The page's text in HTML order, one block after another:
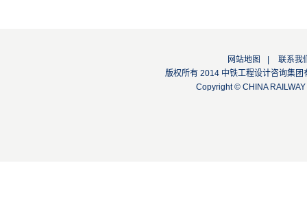
网站地图
联系我
版权所有 2014 中铁工程设计咨询
Copyright © CHINA